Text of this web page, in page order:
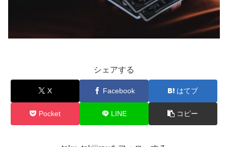
シェアする
X Facebook はてブ
Pocket LINE コピー